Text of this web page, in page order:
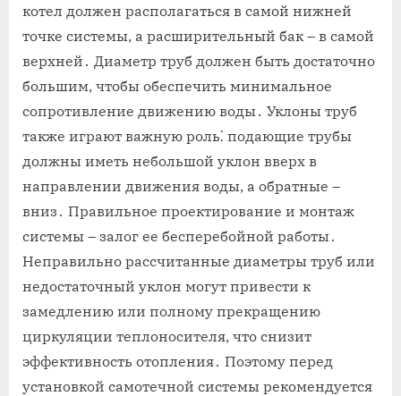
котел должен располагаться в самой нижней
точке системы, а расширительный бак – в самой
верхней․ Диаметр труб должен быть достаточно
большим, чтобы обеспечить минимальное
сопротивление движению воды․ Уклоны труб
также играют важную роль⁚ подающие трубы
должны иметь небольшой уклон вверх в
направлении движения воды, а обратные –
вниз․ Правильное проектирование и монтаж
системы – залог ее бесперебойной работы․
Неправильно рассчитанные диаметры труб или
недостаточный уклон могут привести к
замедлению или полному прекращению
циркуляции теплоносителя, что снизит
эффективность отопления․ Поэтому перед
установкой самотечной системы рекомендуется